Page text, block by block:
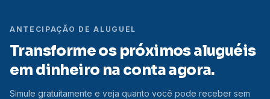
ANTECIPAÇÃO DE ALUGUEL
Transforme os próximos aluguéis
em dinheiro na conta agora.
Simule gratuitamente e veja quanto você pode receber sem